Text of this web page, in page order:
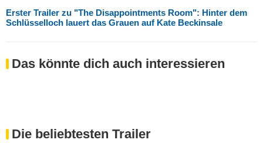
Erster Trailer zu "The Disappointments Room": Hinter dem
Schlüsselloch lauert das Grauen auf Kate Beckinsale
Das könnte dich auch interessieren
Die beliebtesten Trailer